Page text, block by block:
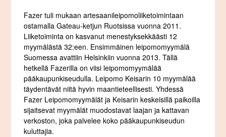
Fazer tuli mukaan artesaanileipomoliiketoimintaan
ostamalla Gateau-ketjun Ruotsissa vuonna 2011.
Liiketoiminta on kasvanut menestyksekkäästi 12
myymälästä 32:een. Ensimmäinen leipomomyymälä
Suomessa avattiin Helsinkiin vuonna 2013. Tällä
hetkellä Fazerilla on viisi leipomomyymälää
pääkaupunkiseudulla. Leipomo Keisarin 10 myymälää
täydentävät niitä hyvin maantieteellisesti. Yhdessä
Fazer Leipomomyymälät ja Keisarin keskeisillä paikoilla
sijaitsevat myymälät muodostavat laajan ja kattavan
verkoston, joka palvelee koko pääkaupunkiseudun
kuluttajia.